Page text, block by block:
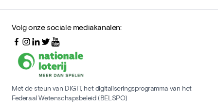
Volg onze sociale mediakanalen:
Met de steun van DIGIT, het digitaliseringsprogramma van het
Federaal Wetenschapsbeleid (BELSPO)